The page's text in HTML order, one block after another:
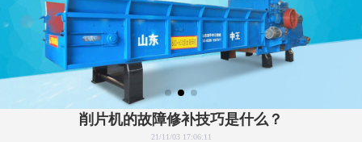
削片机的故障修补技巧是什么？
21/11/03 17:06:11